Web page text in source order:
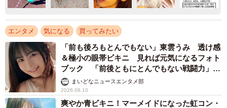
エンタメ 気になる 買ってみたい
「前も後ろもとんでもない」東雲うみ 透け感
＆極小の眼帯ビキニ 見れば元気になるフォト
ブック 「前後ともにとんでもない戦闘力」
「桃ダイナマイトがすごい」
まいどなニュースエンタメ部
2026.08.10
爽やか青ビキニ！マーメイドになった虹コン・